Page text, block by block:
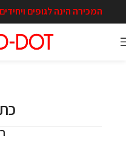
המכירה הינה לגופים